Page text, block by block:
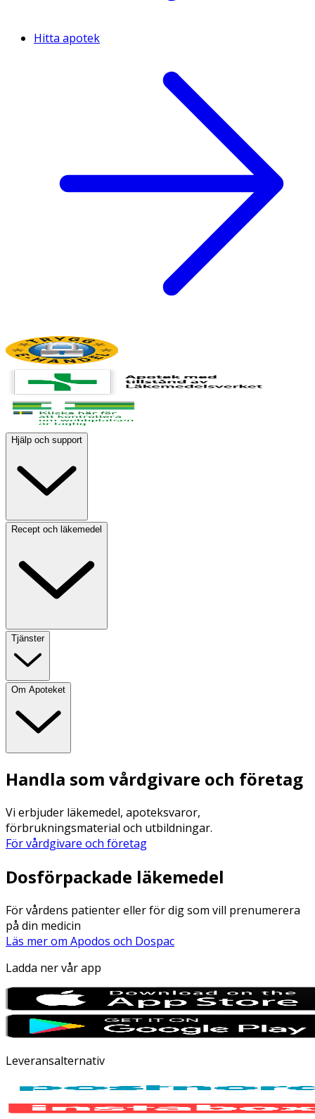
Hitta apotek
Hjälp och support
Recept och läkemedel
Tjänster
Om Apoteket
Handla som vårdgivare och företag
Vi erbjuder läkemedel, apoteksvaror,
förbrukningsmaterial och utbildningar.
För vårdgivare och företag
Dosförpackade läkemedel
För vårdens patienter eller för dig som vill prenumerera
på din medicin
Läs mer om Apodos och Dospac
Ladda ner vår app
Leveransalternativ